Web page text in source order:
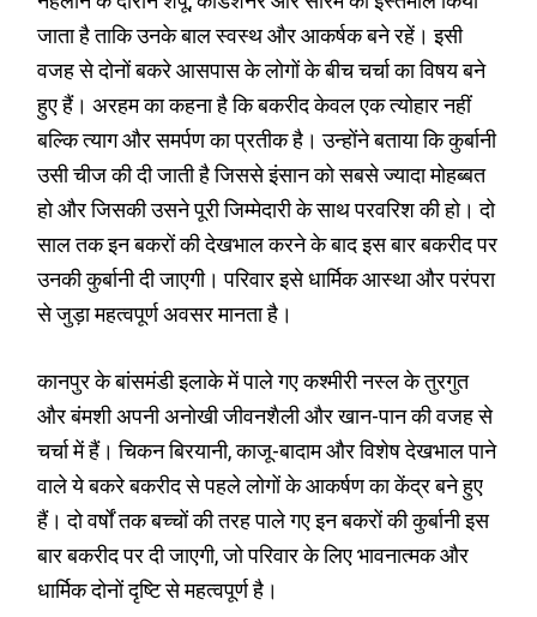
जाता है ताकि उनके बाल स्वस्थ और आकर्षक बने रहें। इसी
वजह से दोनों बकरे आसपास के लोगों के बीच चर्चा का विषय बने
हुए हैं। अरहम का कहना है कि बकरीद केवल एक त्योहार नहीं
बल्कि त्याग और समर्पण का प्रतीक है। उन्होंने बताया कि कुर्बानी
उसी चीज की दी जाती है जिससे इंसान को सबसे ज्यादा मोहब्बत
हो और जिसकी उसने पूरी जिम्मेदारी के साथ परवरिश की हो। दो
साल तक इन बकरों की देखभाल करने के बाद इस बार बकरीद पर
उनकी कुर्बानी दी जाएगी। परिवार इसे धार्मिक आस्था और परंपरा
से जुड़ा महत्वपूर्ण अवसर मानता है।
कानपुर के बांसमंडी इलाके में पाले गए कश्मीरी नस्ल के तुरगुत
और बंमशी अपनी अनोखी जीवनशैली और खान-पान की वजह से
चर्चा में हैं। चिकन बिरयानी, काजू-बादाम और विशेष देखभाल पाने
वाले ये बकरे बकरीद से पहले लोगों के आकर्षण का केंद्र बने हुए
हैं। दो वर्षों तक बच्चों की तरह पाले गए इन बकरों की कुर्बानी इस
बार बकरीद पर दी जाएगी, जो परिवार के लिए भावनात्मक और
धार्मिक दोनों दृष्टि से महत्वपूर्ण है।